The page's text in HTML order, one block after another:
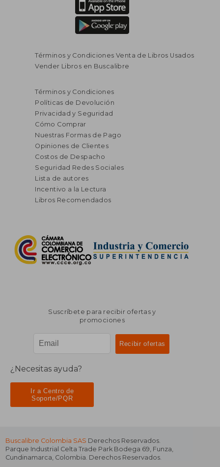
Términos y Condiciones Venta de Libros Usados
Vender Libros en Buscalibre
Términos y Condiciones
Políticas de Devolución
Privacidad y Seguridad
Cómo Comprar
Nuestras Formas de Pago
Opiniones de Clientes
Costos de Despacho
Seguridad Redes Sociales
Lista de autores
Incentivo a la Lectura
Libros Recomendados
Suscríbete para recibir ofertas y
promociones
¿Necesitas ayuda?
Ir a Centro de
Soporte/PQR
Buscalibre Colombia SAS Derechos Reservados.
Parque Industrial Celta Trade Park Bodega 69, Funza,
Cundinamarca, Colombia. Derechos Reservados.